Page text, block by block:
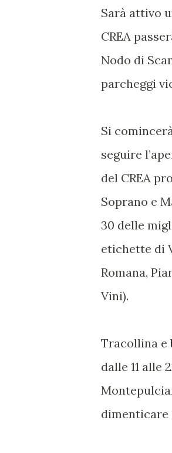
Sarà attivo
CREA
Nodo di
parcheggi
Si
seguire
del CREA
Soprano e
30 delle
etichette di
Romana,
Vini).
Tracollina e
dalle 11 alle
dimenticare